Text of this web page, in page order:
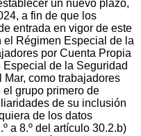
un nuevo plazo,
a fin de que los
entrada en vigor de este
el Régimen Especial de la
por Cuenta Propia
de la Seguridad
como trabajadores
grupo primero de
de su inclusión
de los datos
a 8.º del artículo 30.2.b)